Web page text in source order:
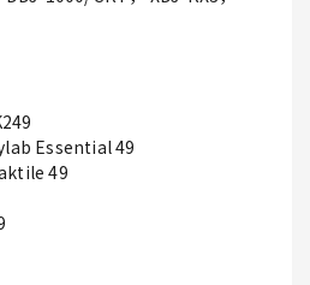
Essential 49
49